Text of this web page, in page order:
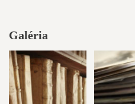
Galéria